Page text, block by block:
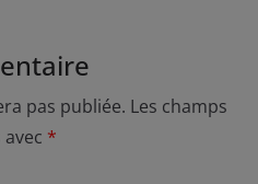
pas publiée. Les champs
*